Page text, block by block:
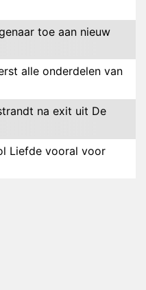
toe aan nieuw
alle onderdelen van
na exit uit De
Liefde vooral voor